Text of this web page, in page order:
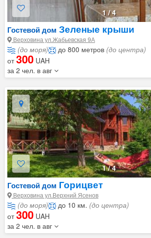
1/4
Гостевой дом Зеленые крыши
Верховина ул.Жабьевская 9А
(до моря) до 800 метров (до центра)
от300 UAH
за 2 чел. в авг
1/4
Гостевой дом Горицвет
Верховина ул.Верхний Ясенов
(до моря) до 10 км. (до центра)
от300 UAH
за 2 чел. в авг